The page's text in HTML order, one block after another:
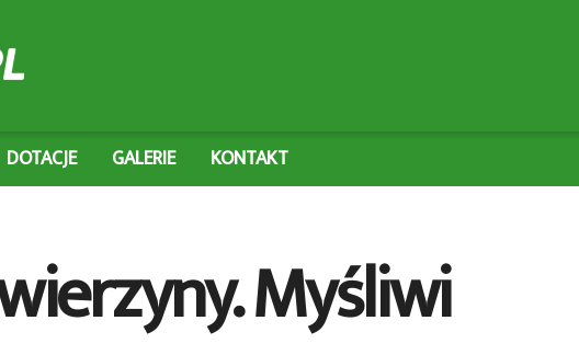
DOTACJE GALERIE KONTAKT
Myśliwi